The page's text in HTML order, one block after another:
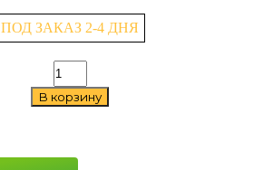
ПОД ЗАКАЗ 2-4 ДНЯ
Количество
товара
TyRex
В корзину